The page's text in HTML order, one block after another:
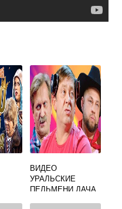
ВИДЕО
УРАЛЬСКИЕ
ПЕЛЬМЕНИ ДАЧА